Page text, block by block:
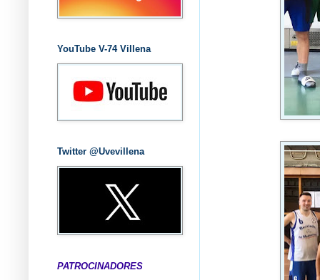
YouTube V-74 Villena
Twitter @Uvevillena
PATROCINADORES